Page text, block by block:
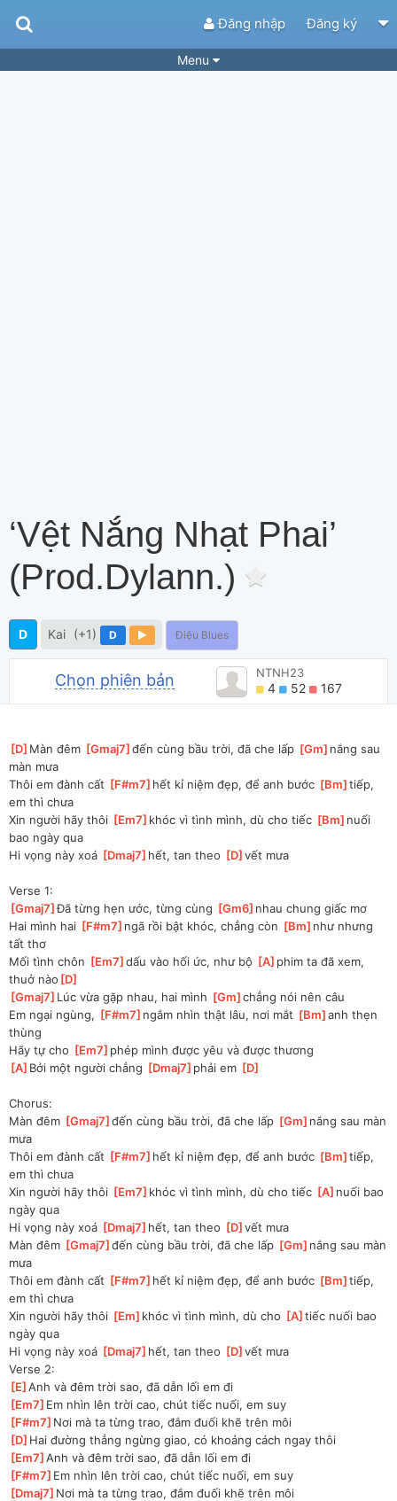
Đăng nhập Đăng ký
Menu
‘vệt Nắng Nhạt Phai’
(prod.Dylann.)
D Kai (+1) D Điệu Blues
Chọn phiên bản NTNH23
4 52 167
[D ]Màn đêm [Gmaj7 ]
đến cùng bầu trời, đã che lấp [Gm ]nắng sau
màn mưa
Thôi em đành cất [F#m7 ]hết kỉ niệm đẹp, để anh bước [Bm ]tiếp,
em thì chưa
Xin người hãy thôi [Em7 ]khóc vì tình mình, dù cho tiếc [Bm ]nuối
bao ngày qua
Hi vọng này xoá [Dmaj7 ]hết, tan theo [D ]
vết mưa
Verse 1:
[Gmaj7 ]
Đã từng hẹn ước, từng cùng [Gm6 ]nhau chung giấc mơ
Hai mình hai [F#m7 ]ngã rồi bật khóc, chẳng còn [Bm ]như nhưng
tất thơ
Mối tình chôn [Em7 ]
dấu vào hối ức, như bộ [A ]phim ta đã xem,
thuở nào [D
[Gmaj7 ]Lúc vừa gặp nhau, hai mình [Gm ]
chẳng nói nên câu
Em ngại ngùng, [F#m7 ]ngắm nhìn thật lâu, nơi mắt [Bm ]
anh thẹn
thùng
Hãy tự cho [Em7 ]phép mình được yêu và được thương
[A ]Bởi một người chẳng [Dmaj7 ]phải em [D
Chorus:
Màn đêm [Gmaj7 ]
đến cùng bầu trời, đã che lấp [Gm ]nắng sau màn
mưa
Thôi em đành cất [F#m7 ]hết kỉ niệm đẹp, để anh bước [Bm ]tiếp,
em thì chưa
Xin người hãy thôi [Em7 ]khóc vì tình mình, dù cho tiếc [A ]nuối bao
ngày qua
Hi vọng này xoá [Dmaj7 ]hết, tan theo [D ]
vết mưa
Màn đêm [Gmaj7 ]
đến cùng bầu trời, đã che lấp [Gm ]nắng sau màn
mưa
Thôi em đành cất [F#m7 ]hết kỉ niệm đẹp, để anh bước [Bm ]tiếp,
em thì chưa
Xin người hãy thôi [Em ]khóc vì tình mình, dù cho [A ]tiếc nuối bao
ngày qua
Hi vọng này xoá [Dmaj7 ]hết, tan theo [D ]
vết mưa
Verse 2:
[E ]
Anh và đêm trời sao, đã dẫn lối em đi
[Em7 ]Em nhìn lên trời cao, chút tiếc nuối, em suy
[F#m7 ]Nơi mà ta từng trao, đắm đuối khẽ trên môi
[D ]Hai đường thẳng ngừng giao, có khoảng cách ngay thôi
[Em7 ]
Anh và đêm trời sao, đã dẫn lối em đi
[F#m7 ]Em nhìn lên trời cao, chút tiếc nuối, em suy
[Dmaj7 ]Nơi mà ta từng trao, đắm đuối khẽ trên môi